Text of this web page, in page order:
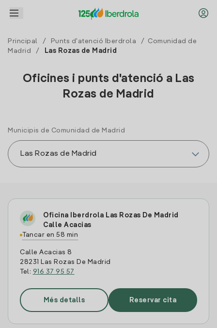
Principal / Punts d'atenció Iberdrola /
Comunidad de
Madrid
/ Las Rozas de Madrid
Oficines i punts d'atenció a Las
Rozas de Madrid
Municipis de Comunidad de Madrid
Oficina Iberdrola Las Rozas De Madrid
Calle Acacias
Tancar en 58 min
Calle Acacias 8
28231 Las Rozas De Madrid
Tel: 916 37 95 57
Més detalls Reservar cita